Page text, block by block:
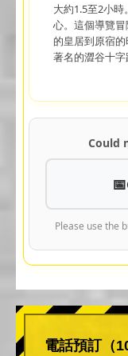
大約1.5至2小
心。這個導覽
的皇居到原宿
著名的澀谷十字
Could
Please use the
電話預訂（